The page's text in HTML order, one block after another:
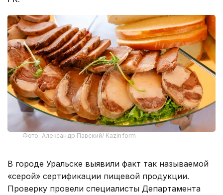
Фото: Александр Павский/ Kazinform
В городе Уральске выявили факт так называемой
«серой» сертификации пищевой продукции.
Проверку провели специалисты Департамента